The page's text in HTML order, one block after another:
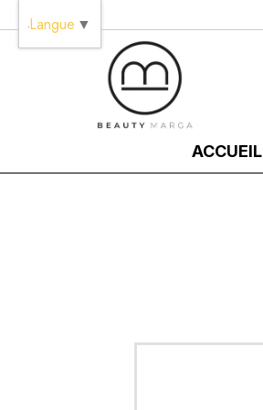
ACCUEIL
Langue ▼